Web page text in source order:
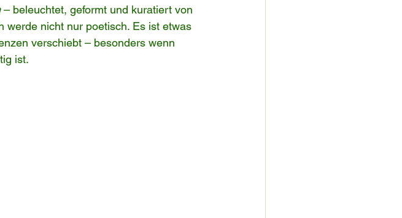
– beleuchtet, geformt und kuratiert von
werde nicht nur poetisch. Es ist etwas
verschiebt – besonders wenn
ist.